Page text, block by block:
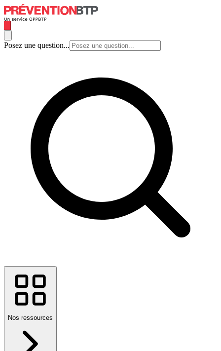
Posez une question...
Nos ressources